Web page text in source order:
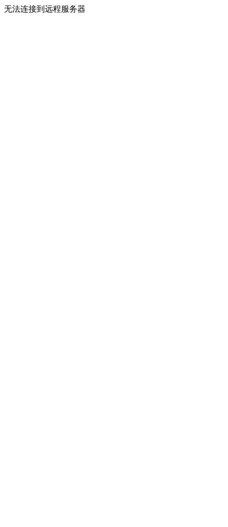
无法连接到远程服务器